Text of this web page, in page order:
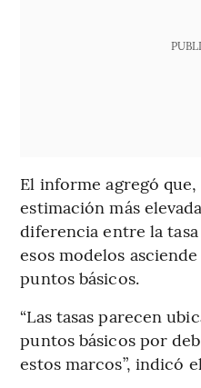
El informe agregó
estimación más
diferencia entre la
esos modelos
puntos básicos.
“Las tasas parecen
puntos básicos por
estos marcos”, indicó